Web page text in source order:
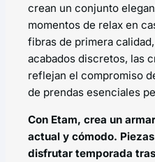
crean un conjunto
momentos de relax en
fibras de primera
acabados discretos, las
reflejan el compromiso
de prendas esenciales
Con Etam, crea un
actual y cómodo.
disfrutar temporada